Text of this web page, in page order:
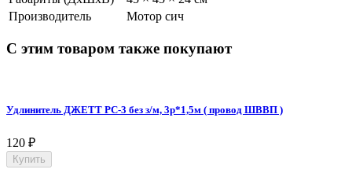
Производитель
Мотор сич
С этим товаром также покупают
Удлинитель ДЖЕТТ РС-3 без з/м, 3р*1,5м ( провод ШВВП )
120 ₽
Купить